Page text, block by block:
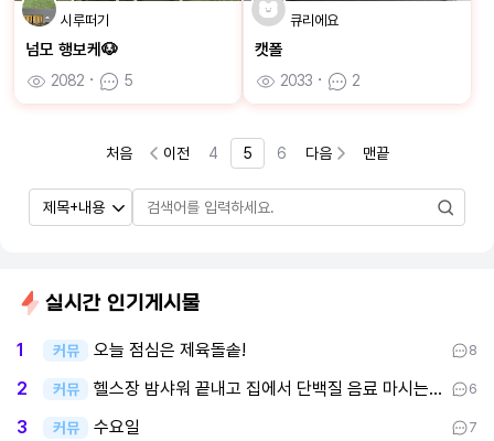
시루떠기
넘모 행보케🐶
2082 ㆍ 5
큐리에요
캣폴
2033 ㆍ 2
처음 이전 4 5 6 다음 맨끝
실시간 인기게시물
1 커뮤 오늘 점심은 제육돌솥! 8
2 커뮤 헬스장 밤샤워 끝내고 집에서 단백질 음료 마시는 중이요 6
3 커뮤 수요일 7